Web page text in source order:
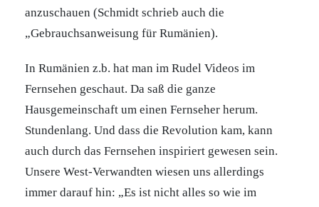
anzuschauen (Schmidt schrieb auch die
„Gebrauchsanweisung für Rumänien).
In Rumänien z.b. hat man im Rudel Videos im
Fernsehen geschaut. Da saß die ganze
Hausgemeinschaft um einen Fernseher herum.
Stundenlang. Und dass die Revolution kam, kann
auch durch das Fernsehen inspiriert gewesen sein.
Unsere West-Verwandten wiesen uns allerdings
immer darauf hin: „Es ist nicht alles so wie im